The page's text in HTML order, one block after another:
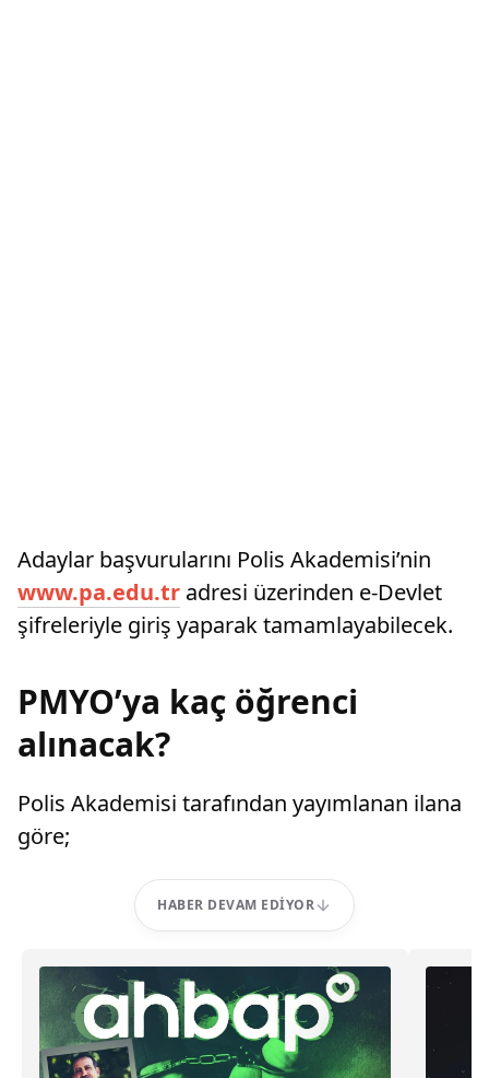
Adaylar başvurularını Polis Akademisi’nin
www.pa.edu.tr adresi üzerinden e-Devlet
şifreleriyle giriş yaparak tamamlayabilecek.
PMYO’ya kaç öğrenci
alınacak?
Polis Akademisi tarafından yayımlanan ilana
göre;
HABER DEVAM EDIYOR